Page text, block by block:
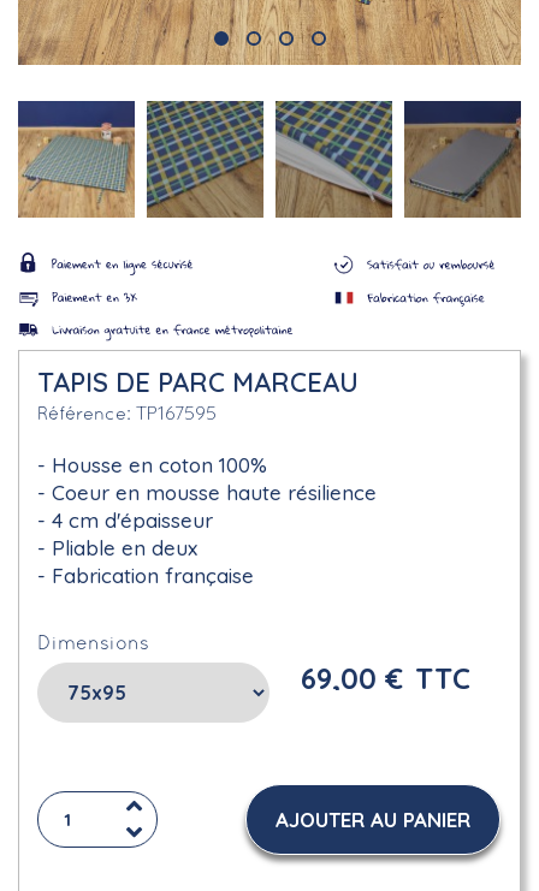
TAPIS DE PARC MARCEAU
Référence TP167595
Housse en coton 100%
Coeur en mousse haute résilience
4 cm d'épaisseur
Pliable en deux
Fabrication française
Dimensions
69,00 € TTC
AJOUTER AU PANIER